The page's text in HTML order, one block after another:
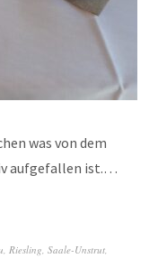
was von dem
aufgefallen ist.…
, Riesling, Saale-Unstrut,